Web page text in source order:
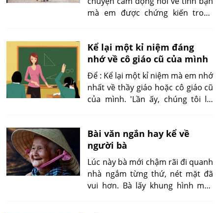
mà em được chứng kiến trong
Kể lại một kỉ niệm đáng
nhớ về cô giáo cũ của mình
Để : Kể lại một kỉ niệm mà em nhớ
nhất về thầy giáo hoặc cô giáo cũ
của mình. 'Lần ấy, chúng tôi lại
thủ viết ngay trong giờ Địa'
Bài văn ngắn hay kể về
người bà
Lúc này bà mới chậm rãi đi quanh
nhà ngắm từng thứ, nét mặt đã
vui hơn. Bà lấy khung hình mới,